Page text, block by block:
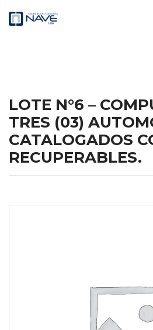
LOTE N°6 –
TRES (03)
CATALOGADOS
RECUPERABLES.